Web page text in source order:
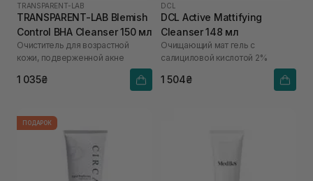
TRANSPARENT-LAB
TRANSPARENT-LAB Blemish
Control BHA Cleanser 150 мл
Очиститель для возрастной
кожи, подверженной акне
1 035₴
DCL
DCL Active Mattifying
Cleanser 148 мл
Очищающий мат гель с
салициловой кислотой 2%
1 504₴
ПОДАРОК